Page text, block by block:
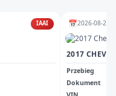
IAAI 📅2026-08-25
2017
Przebieg
Dokument